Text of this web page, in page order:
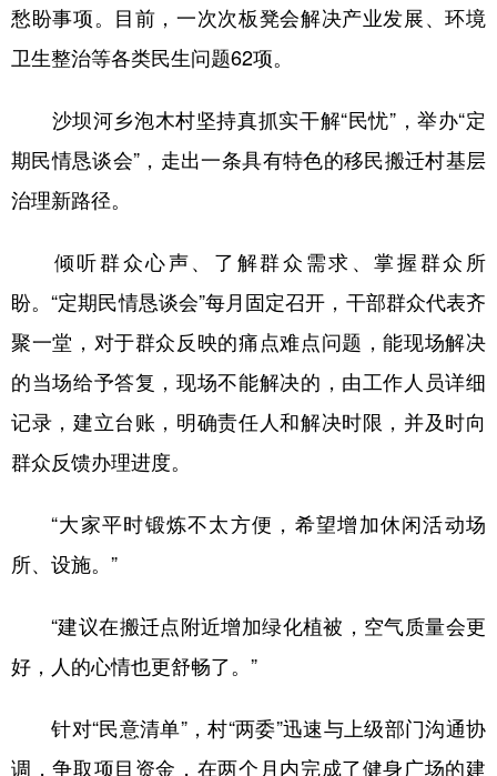
愁盼事项。目前，一次次板凳会解决产业发展、环境
卫生整治等各类民生问题62项。
沙坝河乡泡木村坚持真抓实干解“民忧”，举办“定
期民情恳谈会”，走出一条具有特色的移民搬迁村基层
治理新路径。
倾听群众心声、了解群众需求、掌握群众所
盼。“定期民情恳谈会”每月固定召开，干部群众代表齐
聚一堂，对于群众反映的痛点难点问题，能现场解决
的当场给予答复，现场不能解决的，由工作人员详细
记录，建立台账，明确责任人和解决时限，并及时向
群众反馈办理进度。
“大家平时锻炼不太方便，希望增加休闲活动场
所、设施。”
“建议在搬迁点附近增加绿化植被，空气质量会更
好，人的心情也更舒畅了。”
针对“民意清单”，村“两委”迅速与上级部门沟通协
调，争取项目资金，在两个月内完成了健身广场的建